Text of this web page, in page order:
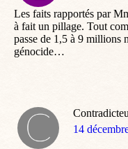
Les faits rapportés par
à fait un pillage. Tout
passe de 1,5 à 9 millions
génocide…
dit
14